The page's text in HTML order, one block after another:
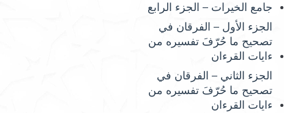
جامع الخيرات – الجزء الرابع
الجزء الأول – الفرقان في
تصحيح ما حُرّفَ تفسيره من
ءايات القرءان
الجزء الثاني – الفرقان في
تصحيح ما حُرّفَ تفسيره من
ءايات القرءان